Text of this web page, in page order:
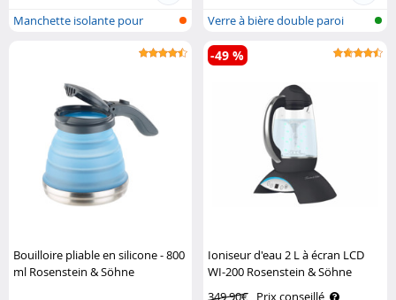
Manchette isolante pour
Verre à bière double paroi
Bouilloire pliable en silicone - 800
ml Rosenstein & Söhne
Ioniseur d'eau 2 L à écran LCD
WI-200 Rosenstein & Söhne
349,90€ Prix conseillé
-49 %